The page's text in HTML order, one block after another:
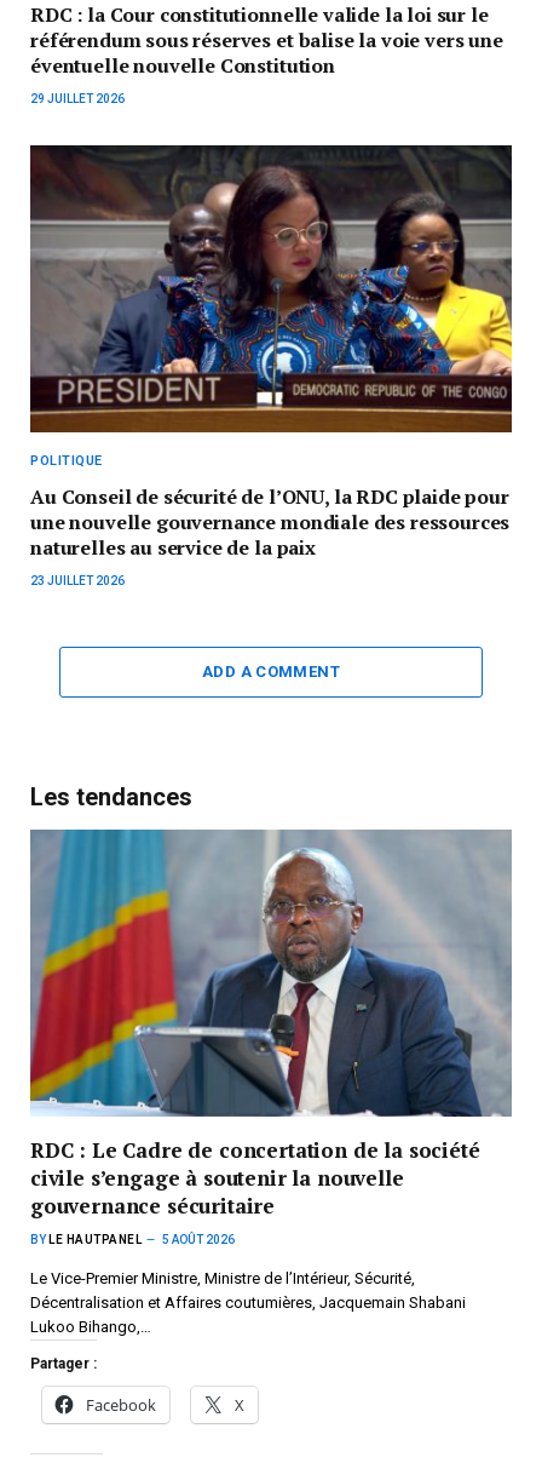
RDC : la Cour constitutionnelle valide la loi sur le
référendum sous réserves et balise la voie vers une
éventuelle nouvelle Constitution
29 JUILLET 2026
POLITIQUE
Au Conseil de sécurité de l’ONU, la RDC plaide pour
une nouvelle gouvernance mondiale des ressources
naturelles au service de la paix
23 JUILLET 2026
ADD A COMMENT
Les tendances
RDC : Le Cadre de concertation de la société
civile s’engage à soutenir la nouvelle
gouvernance sécuritaire
BY LE HAUTPANEL 5 AOÛT 2026
Le Vice-Premier Ministre, Ministre de l’Intérieur, Sécurité,
Décentralisation et Affaires coutumières, Jacquemain Shabani
Lukoo Bihango,…
Partager :
Facebook X